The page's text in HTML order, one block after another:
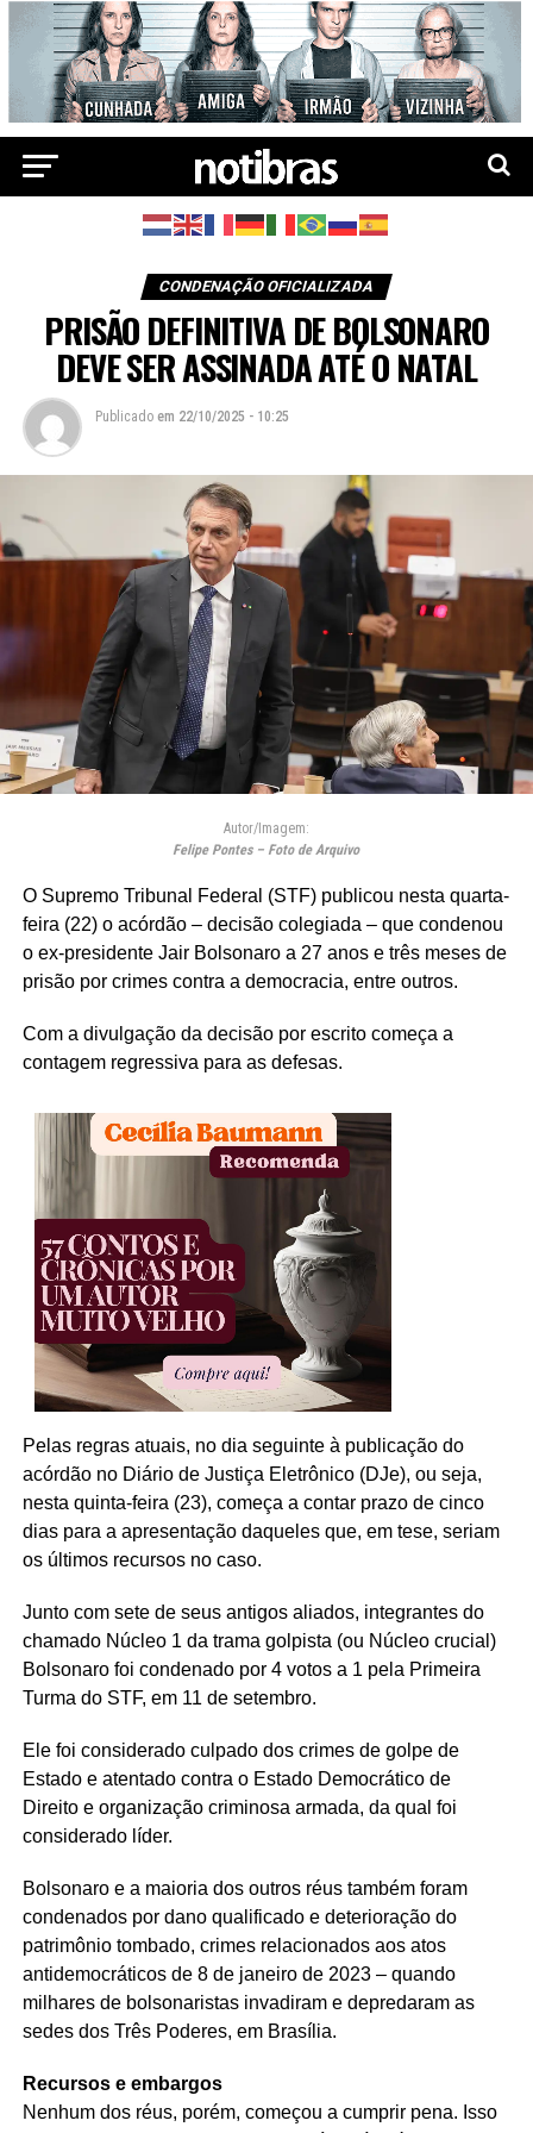
CONDENAÇÃO OFICIALIZADA
PRISÃO DEFINITIVA DE BOLSONARO
DEVE SER ASSINADA ATÉ O NATAL
Publicado em 22/10/2025 - 10:25
Autor/Imagem:
Felipe Pontes – Foto de Arquivo
O Supremo Tribunal Federal (STF) publicou nesta quarta-
feira (22) o acórdão – decisão colegiada – que condenou
o ex-presidente Jair Bolsonaro a 27 anos e três meses de
prisão por crimes contra a democracia, entre outros.
Com a divulgação da decisão por escrito começa a
contagem regressiva para as defesas.
Pelas regras atuais, no dia seguinte à publicação do
acórdão no Diário de Justiça Eletrônico (DJe), ou seja,
nesta quinta-feira (23), começa a contar prazo de cinco
dias para a apresentação daqueles que, em tese, seriam
os últimos recursos no caso.
Junto com sete de seus antigos aliados, integrantes do
chamado Núcleo 1 da trama golpista (ou Núcleo crucial)
Bolsonaro foi condenado por 4 votos a 1 pela Primeira
Turma do STF, em 11 de setembro.
Ele foi considerado culpado dos crimes de golpe de
Estado e atentado contra o Estado Democrático de
Direito e organização criminosa armada, da qual foi
considerado líder.
Bolsonaro e a maioria dos outros réus também foram
condenados por dano qualificado e deterioração do
patrimônio tombado, crimes relacionados aos atos
antidemocráticos de 8 de janeiro de 2023 – quando
milhares de bolsonaristas invadiram e depredaram as
sedes dos Três Poderes, em Brasília.
Recursos e embargos
Nenhum dos réus, porém, começou a cumprir pena. Isso